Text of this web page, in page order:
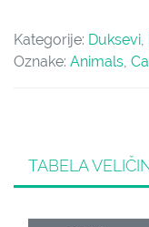
Kategorije: Duksevi,
Oznake: Animals,
TABELA